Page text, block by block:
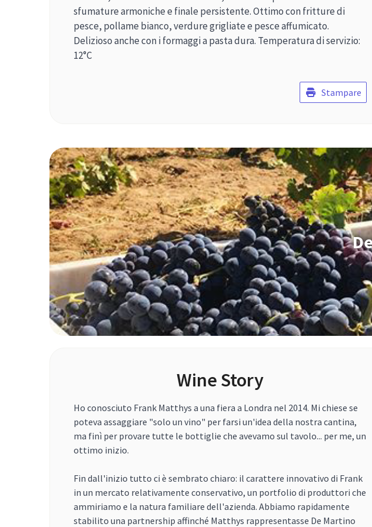
sfumature armoniche e finale persistente. Ottimo con fritture di
pesce, pollame bianco, verdure grigliate e pesce affumicato.
Delizioso anche con i formaggi a pasta dura. Temperatura di servizio:
12°C
Stampare
Wine Story
Ho conosciuto Frank Matthys a una fiera a Londra nel 2014. Mi chiese se
poteva assaggiare "solo un vino" per farsi un'idea della nostra cantina,
ma finì per provare tutte le bottiglie che avevamo sul tavolo... per me, un
ottimo inizio.
Fin dall'inizio tutto ci è sembrato chiaro: il carattere innovativo di Frank
in un mercato relativamente conservativo, un portfolio di produttori che
ammiriamo e la natura familiare dell'azienda. Abbiamo rapidamente
stabilito una partnership affinché Matthys rappresentasse De Martino